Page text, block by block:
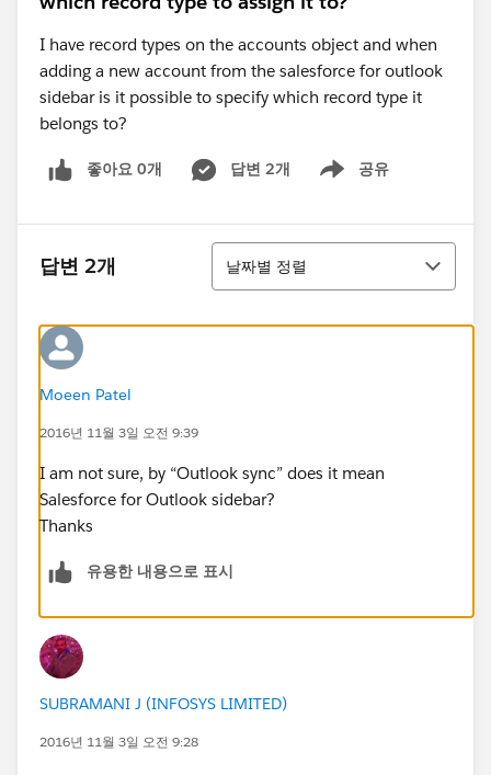
I have record types on the accounts object and when
adding a new account from the salesforce for outlook
sidebar is it possible to specify which record type it
belongs to?
좋아요 0개 답변 2개 공유
Show menu
답변 2개
정렬
날짜별 정렬
Moeen Patel
2016년 11월 3일 오전 9:39
I am not sure, by “Outlook sync” does it mean
Salesforce for Outlook sidebar?
Thanks
유용한 내용으로 표시
SUBRAMANI J (INFOSYS LIMITED)
2016년 11월 3일 오전 9:28